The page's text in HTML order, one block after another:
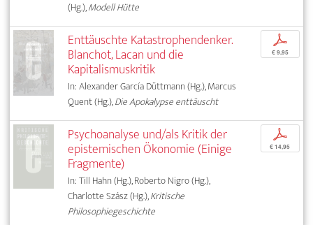
(Hg.),Modell Hütte
Enttäuschte Katastrophendenker.
Blanchot, Lacan und die
Kapitalismuskritik
In: Alexander García Düttmann (Hg.), Marcus
Quent (Hg.),Die Apokalypse enttäuscht
p
€ 9,95
Psychoanalyse und/als Kritik der
epistemischen Ökonomie (Einige
Fragmente)
In: Till Hahn (Hg.), Roberto Nigro (Hg.),
Charlotte Szász (Hg.),Kritische
Philosophiegeschichte
p
€ 14,95